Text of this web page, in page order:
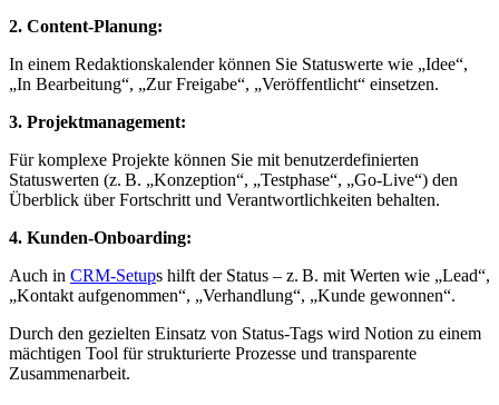
2. Content-Planung:
In einem Redaktionskalender können Sie Statuswerte wie „Idee“,
„In Bearbeitung“, „Zur Freigabe“, „Veröffentlicht“ einsetzen.
3. Projektmanagement:
Für komplexe Projekte können Sie mit benutzerdefinierten
Statuswerten (z. B. „Konzeption“, „Testphase“, „Go-Live“) den
Überblick über Fortschritt und Verantwortlichkeiten behalten.
4. Kunden-Onboarding:
Auch in CRM-Setups hilft der Status – z. B. mit Werten wie „Lead“,
„Kontakt aufgenommen“, „Verhandlung“, „Kunde gewonnen“.
Durch den gezielten Einsatz von Status-Tags wird Notion zu einem
mächtigen Tool für strukturierte Prozesse und transparente
Zusammenarbeit.